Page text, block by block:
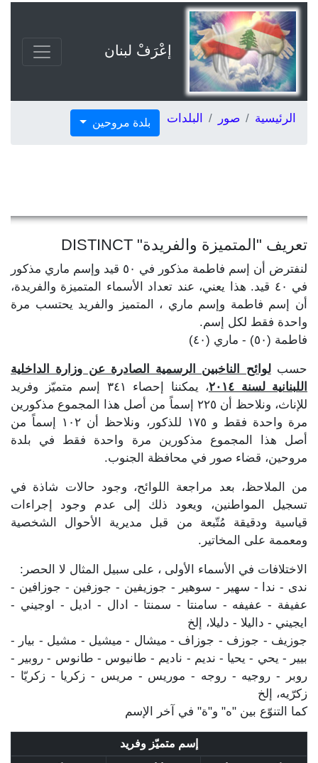
إعْرَفْ لبنان
الرئيسية صور البلدات بلدة مروحين
تعريف "المتميزة والفريدة" DISTINCT
لنفترض أن إسم فاطمة مذكور في ٥٠ قيد وإسم ماري مذكور
في ٤٠ قيد. هذا يعني، عند تعداد الأسماء المتميزة والفريدة،
أن إسم فاطمة وإسم ماري ، المتميز والفريد يحتسب مرة
واحدة فقط لكل إسم.
فاطمة (٥٠) - ماري (٤٠)
حسبلوائح الناخبين الرسمية الصادرة عن وزارة الداخلية
اللبنانية لسنة ٢٠١٤
، يمكننا إحصاء ٣٤١ إسم متميّز وفريد
للإناث، ونلاحظ أن ٢٢٥ إسماً من أصل هذا المجموع مذكورين
مرة واحدة فقط و ١٧٥ للذكور، ونلاحظ أن ١٠٢ إسماً من
أصل هذا المجموع مذكورين مرة واحدة فقط في بلدة
مروحين، قضاء صور في محافظة الجنوب.
من الملاحظ، بعد مراجعة اللوائح، وجود حالات شاذة في
تسجيل المواطنين، ويعود ذلك إلى عدم وجود إجراءات
قياسية ودقيقة مُتّبعة من قبل مديرية الأحوال الشخصية
ومعممة على المخاتير.
الاختلافات في الأسماء الأولى ، على سبيل المثال لا الحصر:
ندى - ندا - سهير - سوهير - جوزيفين - جوزفين - جوزافين -
عفيفة - عفيفه - سامنتا - سمنتا - ادال - اديل - اوجيني -
ايجيني - داليلا - دليلا، إلخ
جوزيف - جوزف - جوزاف - ميشال - ميشيل - مشيل - بيار -
بيير - يحي - يحيا - نديم - ناديم - طانيوس - طانوس - روبير -
روبر - روجيه - روجه - موريس - مريس - زكريا - زكريّا -
زكرّيه، إلخ
كما التنوّع بين "ه" و"ة" في آخر الإسم
إسم متميّز وفريد